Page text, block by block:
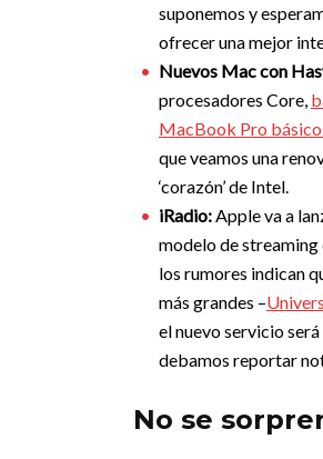
suponemos y
ofrecer una mejor
Nuevos Mac con
procesadores Core,
MacBook Pro
que veamos una
‘corazón’ de Intel.
iRadio:Apple va a
modelo de
los rumores indican
más grandes –
el nuevo servicio
debamos reportar
No se